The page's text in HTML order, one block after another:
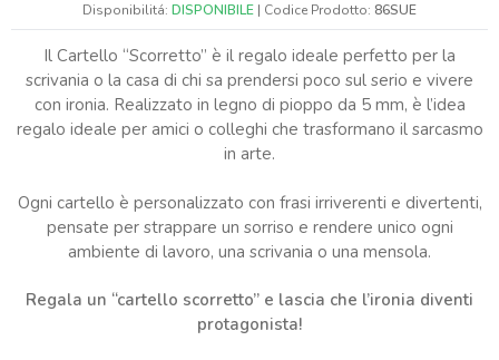
Disponibilitá: DISPONIBILE | Codice Prodotto: 86SUE
Il Cartello “Scorretto” è il regalo ideale perfetto per la
scrivania o la casa di chi sa prendersi poco sul serio e vivere
con ironia. Realizzato in legno di pioppo da 5 mm, è l’idea
regalo ideale per amici o colleghi che trasformano il sarcasmo
in arte.
Ogni cartello è personalizzato con frasi irriverenti e divertenti,
pensate per strappare un sorriso e rendere unico ogni
ambiente di lavoro, una scrivania o una mensola.
Regala un “cartello scorretto” e lascia che l’ironia diventi
protagonista!